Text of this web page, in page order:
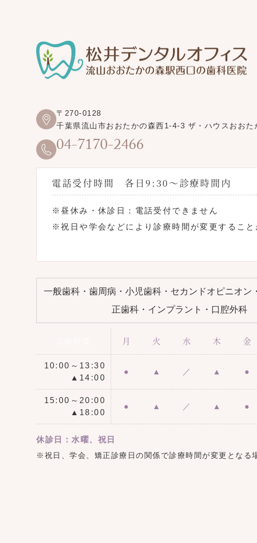
〒270-0128
千葉県流山市おおたかの森西1-4-3 ザ・ハウスおおた
04-7170-2466
電話受付時間 各日9:30〜診療時間内
※昼休み・休診日：電話受付できません
※祝日や学会などにより診療時間が変更すること
一般歯科・歯周病・小児歯科・セカンドオピニオン
正歯科・インプラント・口腔外科
月 火 水 木 金
10:00～13:30
▲14:00
● ▲ ／ ▲ ●
15:00～20:00
▲18:00
● ▲ ／ ▲ ●
休診日：水曜、祝日
※祝日、学会、矯正診療日の関係で診療時間が変更となる